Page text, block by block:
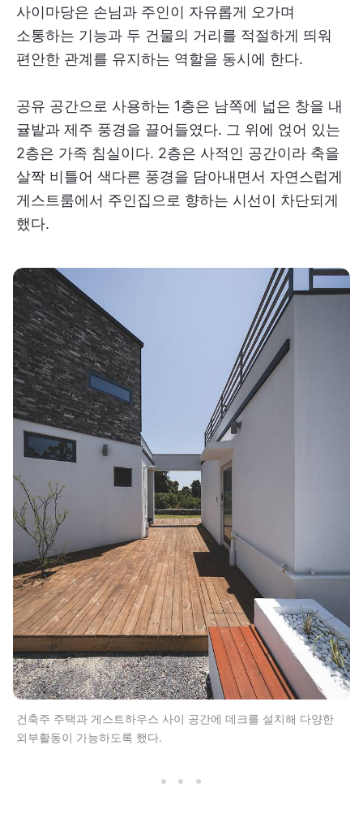
사이마당은 손님과 주인이 자유롭게 오가며
소통하는 기능과 두 건물의 거리를 적절하게 띄워
편안한 관계를 유지하는 역할을 동시에 한다.
공유 공간으로 사용하는 1층은 남쪽에 넓은 창을 내
귤밭과 제주 풍경을 끌어들였다. 그 위에 얹어 있는
2층은 가족 침실이다. 2층은 사적인 공간이라 축을
살짝 비틀어 색다른 풍경을 담아내면서 자연스럽게
게스트룸에서 주인집으로 향하는 시선이 차단되게
했다.
건축주 주택과 게스트하우스 사이 공간에 데크를 설치해 다양한
외부활동이 가능하도록 했다.